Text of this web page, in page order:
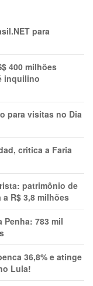
para
400 milhões
inquilino
para visitas no Dia
critica a Faria
patrimônio de
R$ 3,8 milhões
Penha: 783 mil
36,8% e atinge
Lula!